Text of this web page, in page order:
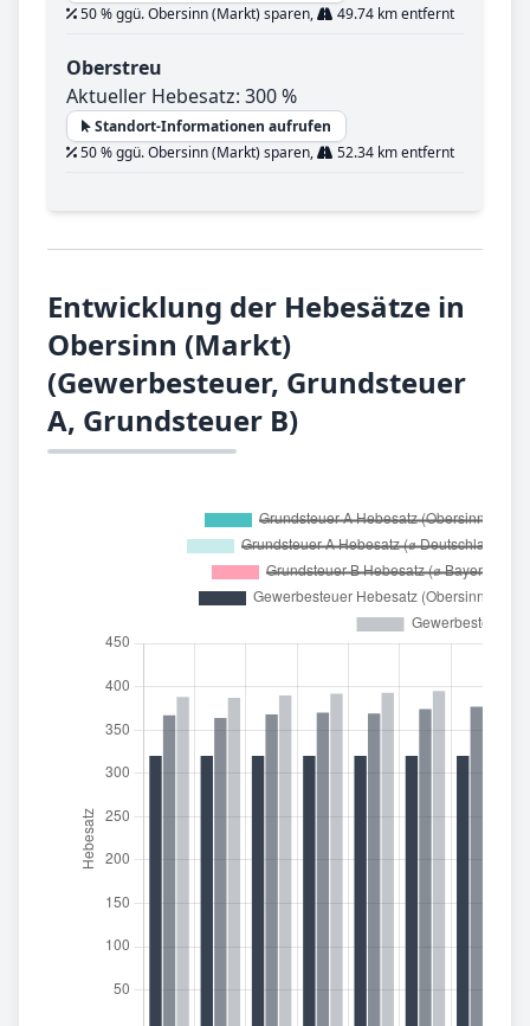
50 % ggü. Obersinn (Markt) sparen,
49.74 km entfernt
Oberstreu
Aktueller Hebesatz: 300 %
Standort-Informationen aufrufen
50 % ggü. Obersinn (Markt) sparen,
52.34 km entfernt
Entwicklung der Hebesätze in
Obersinn (Markt)
(Gewerbesteuer, Grundsteuer
A, Grundsteuer B)